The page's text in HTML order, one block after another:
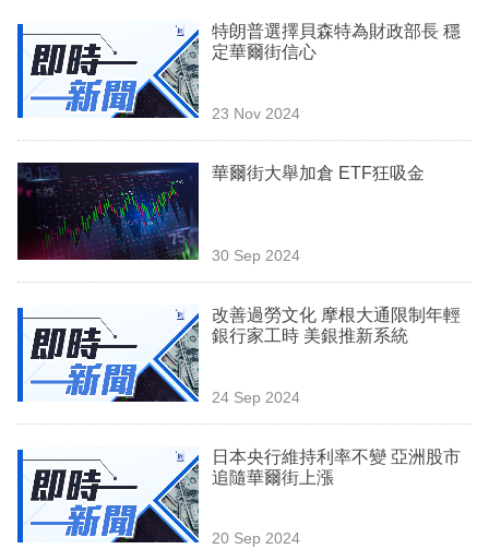
訂
閱
區
特朗普選擇貝森特為財政部長 穩
定華爾街信心
23 Nov 2024
華爾街大舉加倉 ETF狂吸金
30 Sep 2024
改善過勞文化 摩根大通限制年輕
銀行家工時 美銀推新系統
24 Sep 2024
日本央行維持利率不變 亞洲股市
追隨華爾街上漲
20 Sep 2024